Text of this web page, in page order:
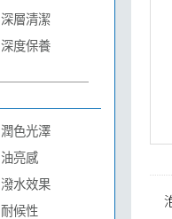
深層清潔
深度保養
潤色光澤
油亮感
潑水效果
耐候性